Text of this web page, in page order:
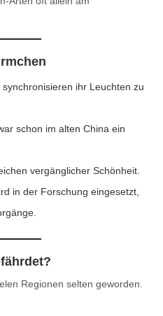
ihr Leuchten zu
schon im alten China ein
vergänglicher Schönheit.
in der Forschung eingesetzt,
Regionen selten geworden.